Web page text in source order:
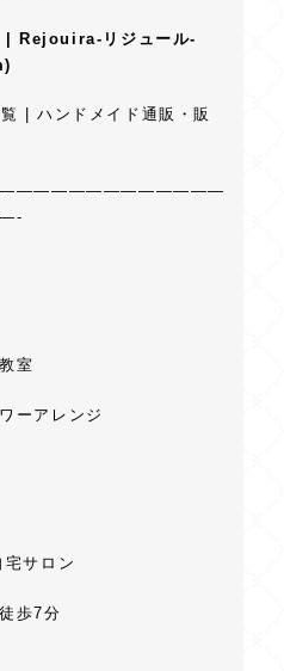
| Rejouira‐リジュール‐
| ハンドメイド通販・販
室
ーアレンジ
サロン
歩7分